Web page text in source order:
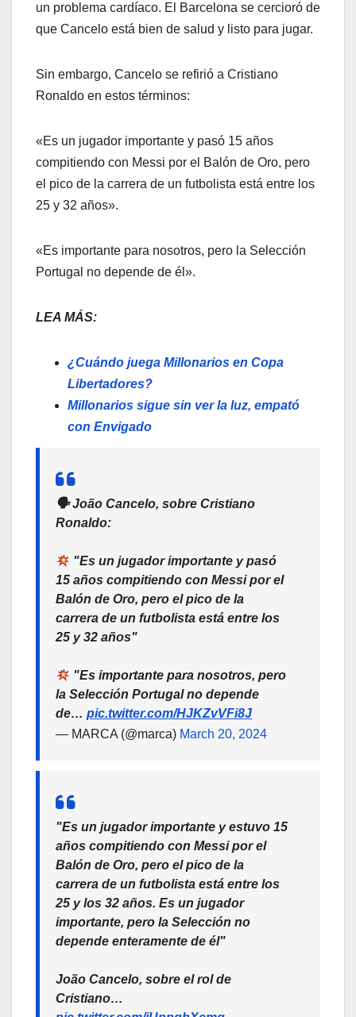
un problema cardíaco. El Barcelona se cercioró de
que Cancelo está bien de salud y listo para jugar.
Sin embargo, Cancelo se refirió a Cristiano
Ronaldo en estos términos:
«Es un jugador importante y pasó 15 años
compitiendo con Messi por el Balón de Oro, pero
el pico de la carrera de un futbolista está entre los
25 y 32 años».
«Es importante para nosotros, pero la Selección
Portugal no depende de él».
LEA MÁS:
¿Cuándo juega Millonarios en Copa
Libertadores?
Millonarios sigue sin ver la luz, empató
con Envigado
🗣 João Cancelo, sobre Cristiano
Ronaldo:
"Es un jugador importante y pasó
15 años compitiendo con Messi por el
Balón de Oro, pero el pico de la
carrera de un futbolista está entre los
25 y 32 años"
"Es importante para nosotros, pero
la Selección Portugal no depende
de… pic.twitter.com/HJKZvVFi8J
— MARCA (@marca) March 20, 2024
"Es un jugador importante y estuvo 15
años compitiendo con Messi por el
Balón de Oro, pero el pico de la
carrera de un futbolista está entre los
25 y los 32 años. Es un jugador
importante, pero la Selección no
depende enteramente de él"
João Cancelo, sobre el rol de
Cristiano…